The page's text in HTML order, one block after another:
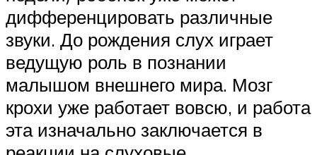
дифференцировать различные
звуки. До рождения слух играет
ведущую роль в познании
малышом внешнего мира. Мозг
крохи уже работает вовсю, и работа
эта изначально заключается в